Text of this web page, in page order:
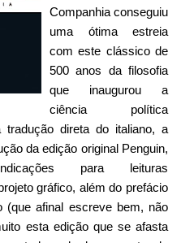
Companhia conseguiu
uma ótima estreia
com este clássico de
500 anos da filosofia
que inaugurou a
ciência política
direta do italiano, a
da edição original Penguin,
para leituras
gráfico, além do prefácio
(que afinal escreve bem, não
esta edição que se afasta